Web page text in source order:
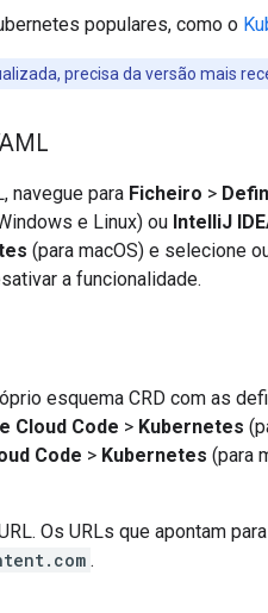
populares, como o
precisa da versão mais
navegue para Ficheiro >
e Linux) ou IntelliJ
(para macOS) e selecione
a funcionalidade.
esquema CRD com as
Cloud Code > Kubernetes
Code > Kubernetes (para
Os URLs que apontam para
.